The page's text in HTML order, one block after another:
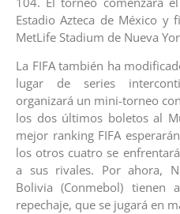
Estadio Azteca de México
MetLife Stadium de Nueva
La FIFA también ha
lugar de series
organizará un mini-torneo
los dos últimos boletos al
mejor ranking FIFA
los otros cuatro se
a sus rivales. Por ahora,
Bolivia (Conmebol) tienen
repechaje, que se jugará en